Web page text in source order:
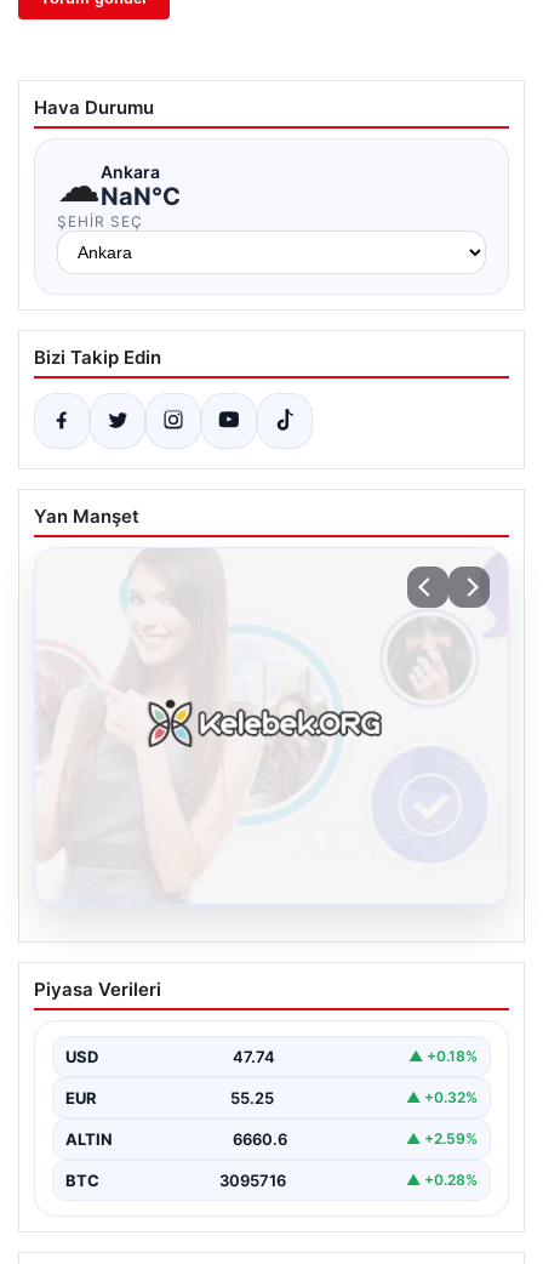
Hava Durumu
☁Ankara
NaN°C
ŞEHIR SEÇ
Bizi Takip Edin
Yan Manşet
Kelebek.Org İle Dijital İletişimin Seviyeli
Adresi Ve Muhabbet Deneyimi
kurması ciddi bir değer taşımaktadır. Güncel olarak…
Piyasa Verileri
USD 47.74 ▲ +0.18%
EUR 55.25 ▲ +0.32%
ALTIN 6660.6 ▲ +2.59%
BTC 3095716 ▲ +0.28%